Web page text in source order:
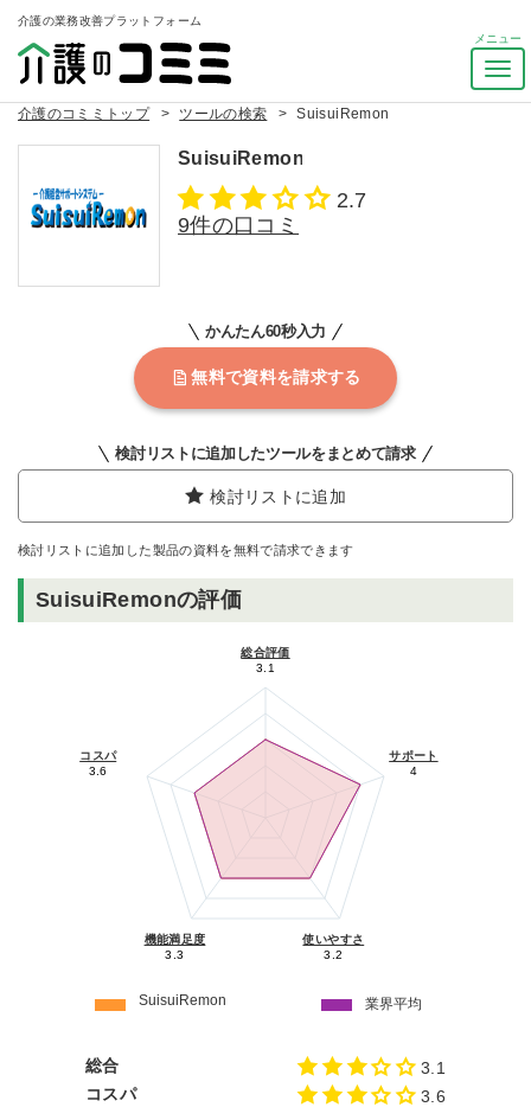
介護の業務改善プラットフォーム
ナ
ビ
介護のコミミトップ ツールの検索 SuisuiRemon
SuisuiRemon
2.7
9件の口コミ
かんたん60秒入力
無料で資料を請求する
検討リストに追加したツールをまとめて請求
検討リストに追加
検討リストに追加した製品の資料を無料で請求できます
SuisuiRemonの評価
総合評価
3.1
コスパ
3.6
機能満足度
3.3
使いやすさ
3.2
サポート
4
SuisuiRemon 業界平均
総合
3.1
コスパ
3.6